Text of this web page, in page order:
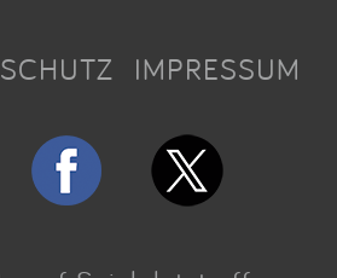
IMPRESSUM